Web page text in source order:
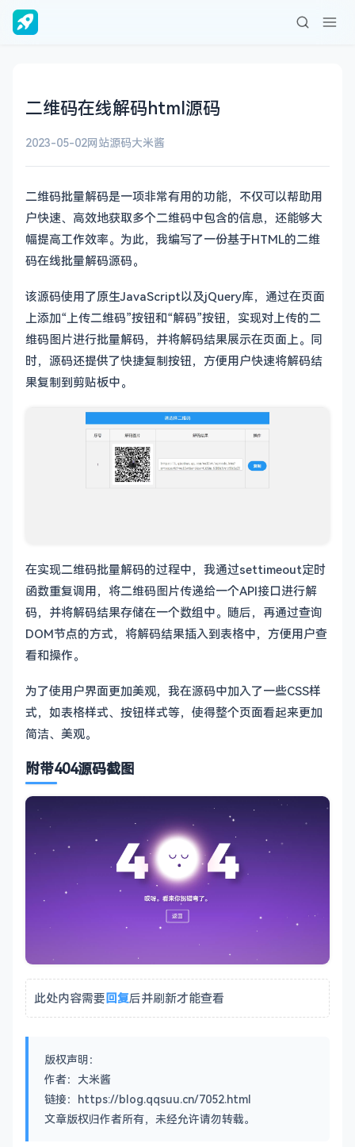
二维码在线解码html源码
2023-05-02网站源码大米酱
二维码批量解码是一项非常有用的功能，不仅可以帮助用
户快速、高效地获取多个二维码中包含的信息，还能够大
幅提高工作效率。为此，我编写了一份基于HTML的二维
码在线批量解码源码。
该源码使用了原生JavaScript以及jQuery库，通过在页面
上添加“上传二维码”按钮和“解码”按钮，实现对上传的二
维码图片进行批量解码，并将解码结果展示在页面上。同
时，源码还提供了快捷复制按钮，方便用户快速将解码结
果复制到剪贴板中。
在实现二维码批量解码的过程中，我通过settimeout定时
函数重复调用，将二维码图片传递给一个API接口进行解
码，并将解码结果存储在一个数组中。随后，再通过查询
DOM节点的方式，将解码结果插入到表格中，方便用户查
看和操作。
为了使用户界面更加美观，我在源码中加入了一些CSS样
式，如表格样式、按钮样式等，使得整个页面看起来更加
简洁、美观。
附带404源码截图
此处内容需要回复后并刷新才能查看
版权声明：
作者：大米酱
链接：https://blog.qqsuu.cn/7052.html
文章版权归作者所有，未经允许请勿转载。